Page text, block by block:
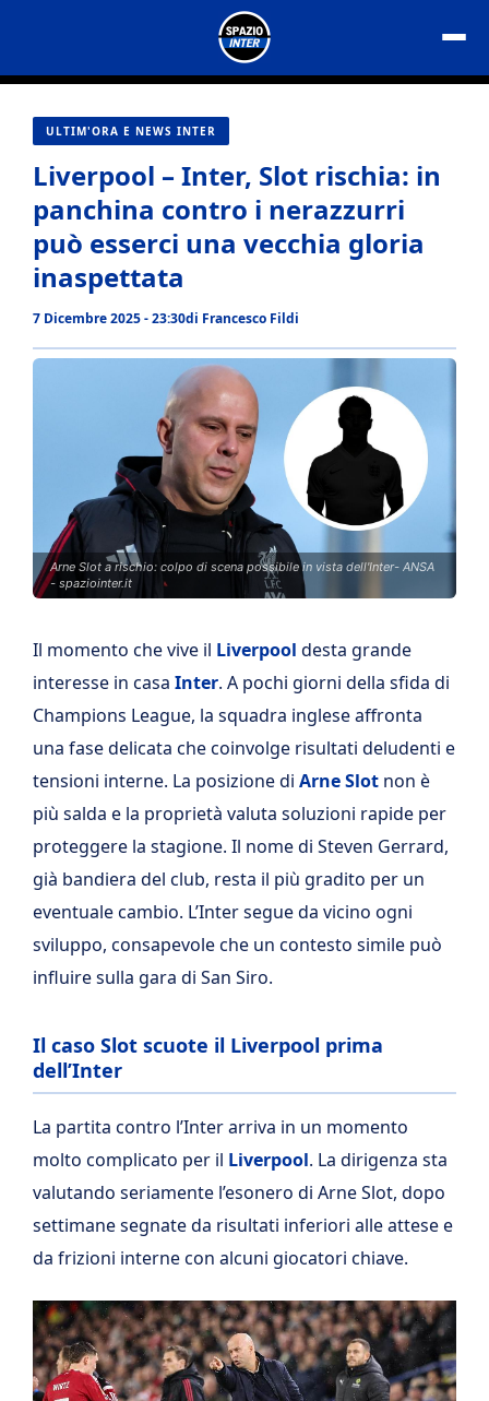
contenuto
ULTIM'ORA E NEWS INTER
Liverpool – Inter, Slot rischia: in
panchina contro i nerazzurri
può esserci una vecchia gloria
inaspettata
7 Dicembre 2025 - 23:30di Francesco Fildi
Arne Slot a rischio: colpo di scena possibile in vista dell'Inter- ANSA
- spaziointer.it
Il momento che vive il Liverpool desta grande
interesse in casa Inter. A pochi giorni della sfida di
Champions League, la squadra inglese affronta
una fase delicata che coinvolge risultati deludenti e
tensioni interne. La posizione di Arne Slot non è
più salda e la proprietà valuta soluzioni rapide per
proteggere la stagione. Il nome di Steven Gerrard,
già bandiera del club, resta il più gradito per un
eventuale cambio. L’Inter segue da vicino ogni
sviluppo, consapevole che un contesto simile può
influire sulla gara di San Siro.
Il caso Slot scuote il Liverpool prima
dell’Inter
La partita contro l’Inter arriva in un momento
molto complicato per il Liverpool. La dirigenza sta
valutando seriamente l’esonero di Arne Slot, dopo
settimane segnate da risultati inferiori alle attese e
da frizioni interne con alcuni giocatori chiave.